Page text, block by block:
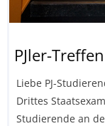
PJler-Treffen
Liebe PJ-
Drittes
Studierende an